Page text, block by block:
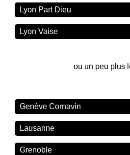
Lyon Part Dieu
Lyon Vaise
ou un peu plus
Genève Cornavin
Lausanne
Grenoble